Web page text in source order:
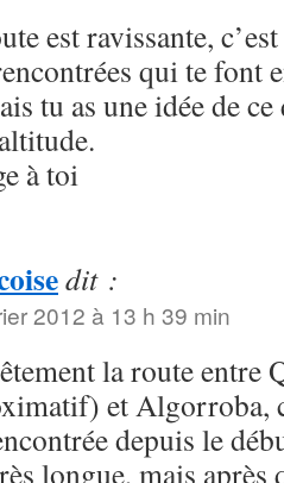
est ravissante,
qui te font
tu as une idée de
à toi
dit :
2012 à 13 h 39 min
la route entre
et Algorroba,
depuis le
longue, mais après